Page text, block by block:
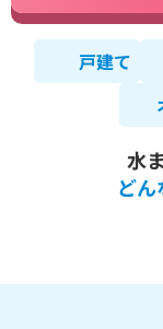
戸建て
水
どん